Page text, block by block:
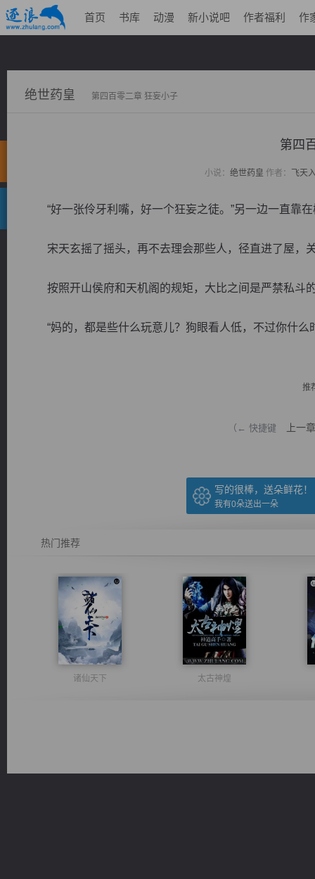
首页 书库 动漫 新小说吧 作者福利 作
绝世药皇 第四百零二章 狂妄小子
第四
小说： 绝世药皇 作者： 飞天
“好一张伶牙利嘴，好一个狂妄之徒。”另一边一直靠
宋天玄摇了摇头，再不去理会那些人，径直进了屋，
按照开山侯府和天机阁的规矩，大比之间是严禁私斗
“妈的，都是些什么玩意儿？狗眼看人低，不过你什么
推
（← 快捷键 上一章
写的很棒，送朵鲜花！
我有0朵送出一朵
热门推荐
诸仙天下 太古神煌